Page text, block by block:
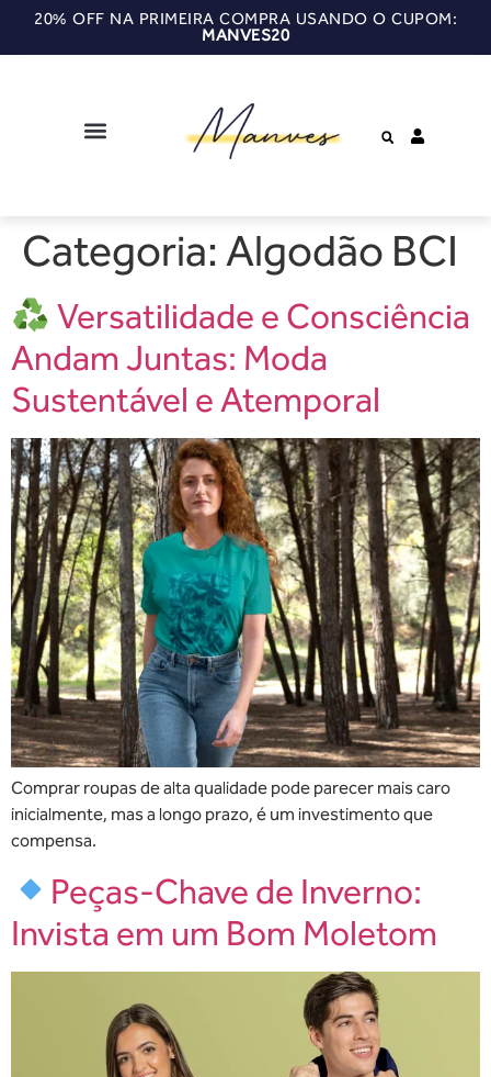
20% OFF NA PRIMEIRA COMPRA USANDO O CUPOM:
MANVES20
Categoria:Algodão BCI
Versatilidade e Consciência
Andam Juntas: Moda
Sustentável e Atemporal
Comprar roupas de alta qualidade pode parecer mais caro
inicialmente, mas a longo prazo, é um investimento que
compensa.
Peças-Chave de Inverno:
Invista em um Bom Moletom